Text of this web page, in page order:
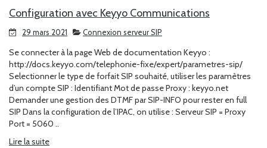
Configuration avec Keyyo Communications
29 mars 2021 Connexion serveur SIP
Se connecter à la page Web de documentation Keyyo :
http://docs.keyyo.com/telephonie-fixe/expert/parametres-sip/
Selectionner le type de forfait SIP souhaité, utiliser les paramètres
d’un compte SIP : Identifiant Mot de passe Proxy : keyyo.net
Demander une gestion des DTMF par SIP-INFO pour rester en full
SIP Dans la configuration de l’IPAC, on utilise : Serveur SIP = Proxy
Port = 5060 ..
Lire la suite